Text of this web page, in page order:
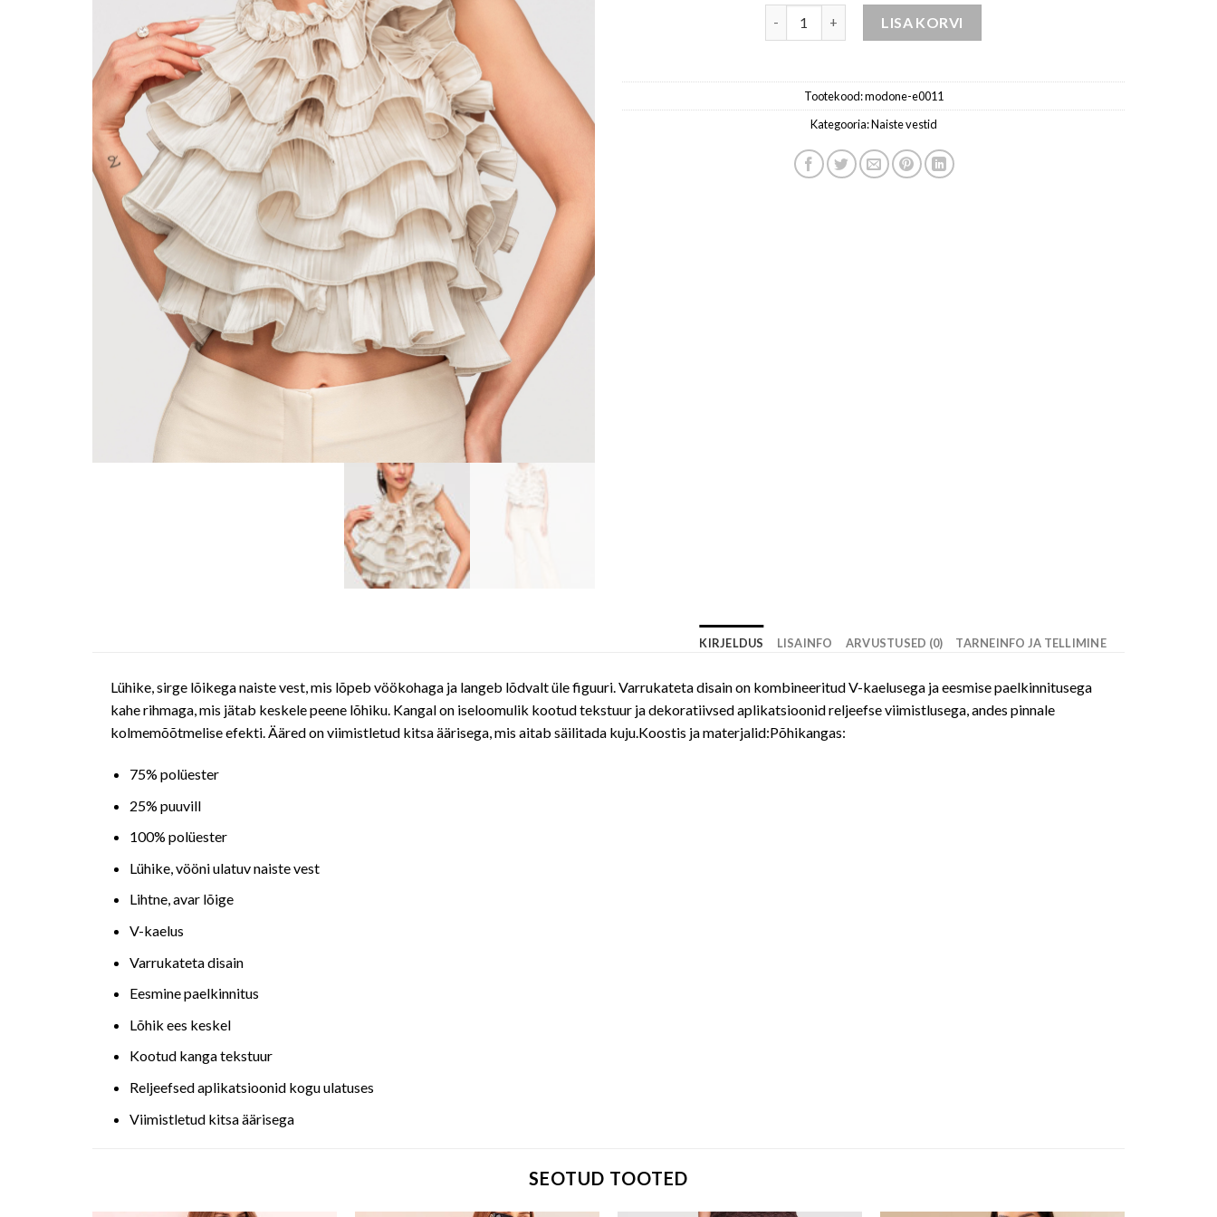
LISA KORVI
Tootekood:modone-e0011
Kategooria:Naiste vestid
KIRJELDUS LISAINFO ARVUSTUSED (0) TARNEINFO JA TELLIMINE
Lühike, sirge lõikega naiste vest, mis lõpeb vöökohaga ja langeb lõdvalt üle figuuri. Varrukateta disain on kombineeritud V-kaelusega ja eesmise paelkinnitusega
kahe rihmaga, mis jätab keskele peene lõhiku. Kangal on iseloomulik kootud tekstuur ja dekoratiivsed aplikatsioonid reljeefse viimistlusega, andes pinnale
kolmemõõtmelise efekti. Ääred on viimistletud kitsa äärisega, mis aitab säilitada kuju.Koostis ja materjalid:Põhikangas:
75% polüester
25% puuvill
100% polüester
Lühike, vööni ulatuv naiste vest
Lihtne, avar lõige
V-kaelus
Varrukateta disain
Eesmine paelkinnitus
Lõhik ees keskel
Kootud kanga tekstuur
Reljeefsed aplikatsioonid kogu ulatuses
Viimistletud kitsa äärisega
SEOTUD TOOTED